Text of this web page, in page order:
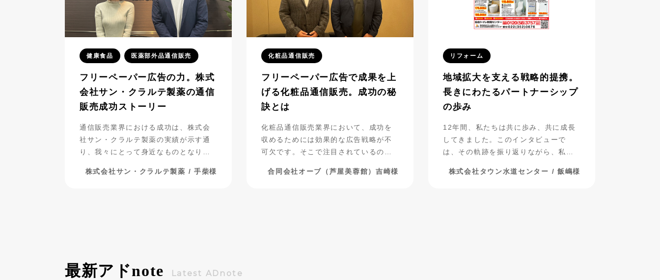
健康食品 医薬部外品通信販売
フリーペーパー広告の力。株式
会社サン・クラルテ製薬の通信
販売成功ストーリー
通信販売業界における成功は、株式会
社サン・クラルテ製薬の実績が示す通
り、我々にとって身近なものとなりつ
告を活用し、事業を発展させてきた過
株式会社サン・クラルテ製薬 / 手柴様
化粧品通信販売
フリーペーパー広告で成果を上
げる化粧品通信販売。成功の秘
訣とは
化粧品通信販売業界において、成功を
収めるためには効果的な広告戦略が不
可欠です。そこで注目されているの
合同会社オーブ（芦屋美蓉館様）は、
合同会社オーブ（芦屋美蓉館）吉崎様
リフォーム
地域拡大を支える戦略的提携。
長きにわたるパートナーシップ
の歩み
12年間、私たちは共に歩み、共に成長
してきました。このインタビューで
は、その軌跡を振り返りながら、私た
いきたいと思います。
株式会社タウン水道センター / 飯嶋様
最新アドnote Latest ADnote